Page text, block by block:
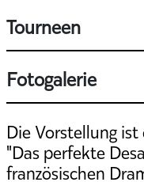
Tourneen
Fotogalerie
Die Vorstellung
"Das perfekte
französischen